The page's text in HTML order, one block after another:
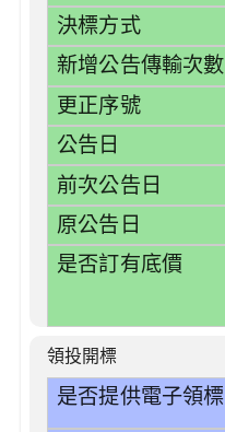
決標方式
新增公告傳輸次數
更正序號
公告日
前次公告日
原公告日
是否訂有底價
領投開標
是否提供電子領標